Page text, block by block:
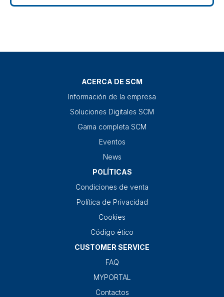
ACERCA DE SCM
Información de la empresa
Soluciones Digitales SCM
Gama completa SCM
Eventos
News
POLÍTICAS
Condiciones de venta
Política de Privacidad
Cookies
Código ético
CUSTOMER SERVICE
FAQ
MYPORTAL
Contactos